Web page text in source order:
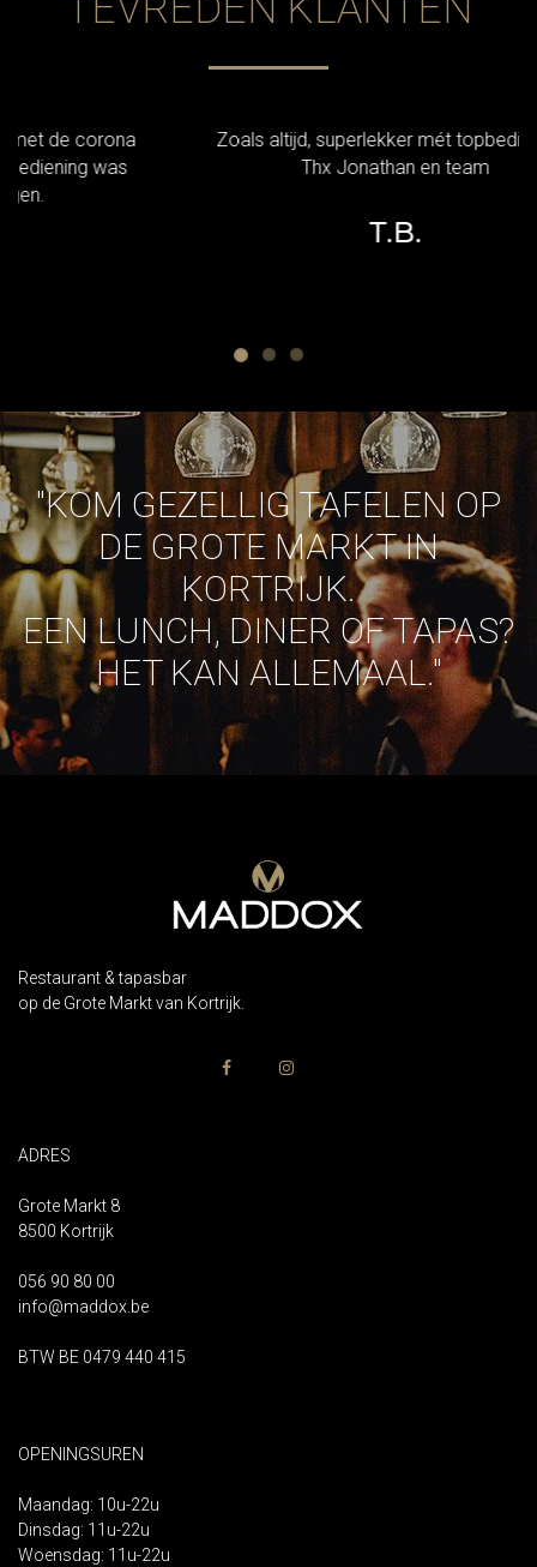
Zoals altijd, superlekker mét topbediening!
Thx Jonathan en team
"KOM GEZELLIG TAFELEN OP
DE GROTE MARKT IN
KORTRIJK.
EEN LUNCH, DINER OF TAPAS?
HET KAN ALLEMAAL."
op de Grote Markt van Kortrijk.
8500 Kortrijk
info@maddox.be
Dinsdag: 11u-22u
Woensdag: 11u-22u
Donderdag: 11u-22u